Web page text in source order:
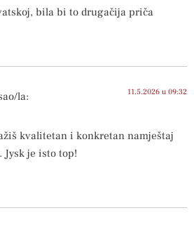
bila bi to drugačija priča
la: 11.5.2026 u 09:32
kvalitetan i konkretan namještaj
je isto top!